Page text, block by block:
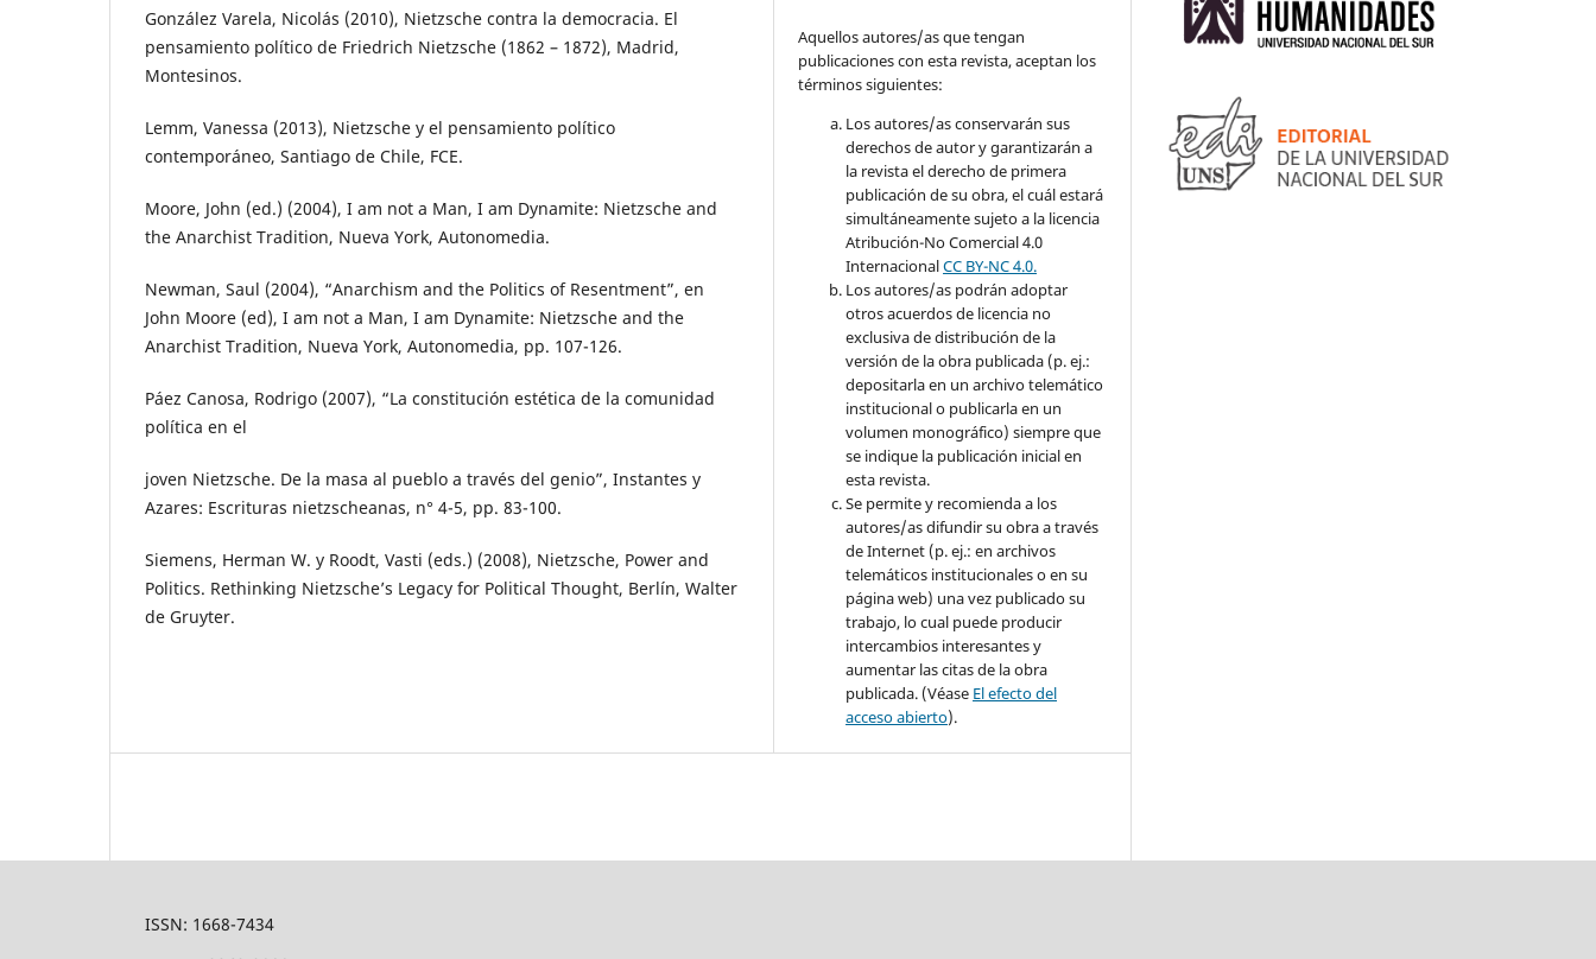
González Varela, Nicolás (2010), Nietzsche contra la democracia. El
pensamiento político de Friedrich Nietzsche (1862 – 1872), Madrid,
Montesinos.
Lemm, Vanessa (2013), Nietzsche y el pensamiento político
contemporáneo, Santiago de Chile, FCE.
Moore, John (ed.) (2004), I am not a Man, I am Dynamite: Nietzsche and
the Anarchist Tradition, Nueva York, Autonomedia.
Newman, Saul (2004), “Anarchism and the Politics of Resentment”, en
John Moore (ed), I am not a Man, I am Dynamite: Nietzsche and the
Anarchist Tradition, Nueva York, Autonomedia, pp. 107-126.
Páez Canosa, Rodrigo (2007), “La constitución estética de la comunidad
política en el
joven Nietzsche. De la masa al pueblo a través del genio”, Instantes y
Azares: Escrituras nietzscheanas, n° 4-5, pp. 83-100.
Siemens, Herman W. y Roodt, Vasti (eds.) (2008), Nietzsche, Power and
Politics. Rethinking Nietzsche’s Legacy for Political Thought, Berlín, Walter
de Gruyter.
Aquellos autores/as que tengan
publicaciones con esta revista, aceptan los
términos siguientes:
Los autores/as conservarán sus
derechos de autor y garantizarán a
la revista el derecho de primera
publicación de su obra, el cuál estará
simultáneamente sujeto a la licencia
Atribución-No Comercial 4.0
InternacionalCC BY-NC 4.0.
Los autores/as podrán adoptar
otros acuerdos de licencia no
exclusiva de distribución de la
versión de la obra publicada (p. ej.:
depositarla en un archivo telemático
institucional o publicarla en un
volumen monográfico) siempre que
se indique la publicación inicial en
esta revista.
Se permite y recomienda a los
autores/as difundir su obra a través
de Internet (p. ej.: en archivos
telemáticos institucionales o en su
página web) una vez publicado su
trabajo, lo cual puede producir
intercambios interesantes y
aumentar las citas de la obra
publicada. (Véase El efecto del
acceso abierto).
ISSN: 1668-7434